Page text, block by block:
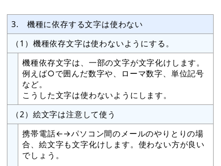
3. 機種に依存する文字は使わない
（1）機種依存文字は使わないようにする。
機種依存文字は、一部の文字が文字化けします。
例えば○で囲んだ数字や、ローマ数字、単位記号
など。
こうした文字は使わないようにします。
（2）絵文字は注意して使う
携帯電話←→パソコン間のメールのやりとりの場
合、絵文字も文字化けします。使わない方が良い
でしょう。